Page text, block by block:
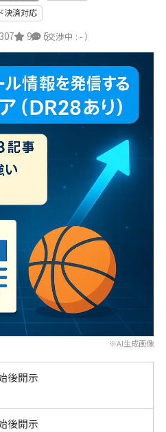
決済対応
307 9 5
（交渉中 : - ）
※AI生成画像
後開示
後開示